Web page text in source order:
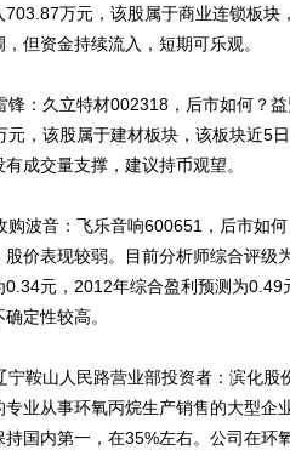
703.87万元，该股属于商业连锁板
但资金持续流入，短期可乐观。
：久立特材002318，后市如何？
元，该股属于建材板块，该板块近5
成交量支撑，建议持币观望。
波音：飞乐音响600651，后市如
股价表现较弱。目前分析师综合评
0.34元，2012年综合盈利预测为
定性较高。
鞍山人民路营业部投资者：滨化股
专业从事环氧丙烷生产销售的大型企
持国内第一，在35%左右。公司在环